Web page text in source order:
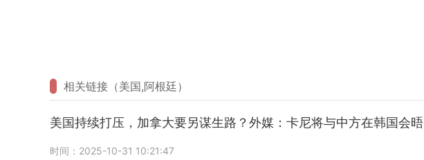
相关链接（美国,阿根廷）
美国持续打压，加拿大要另谋生路？外媒：卡尼将与中方在韩国会晤
时间：2025-10-31 10:21:47